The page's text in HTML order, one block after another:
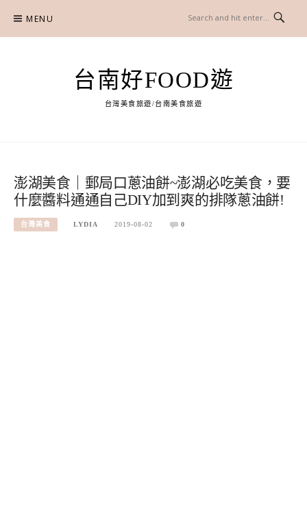
content
MENU
台南好FOOD遊
台灣美食旅遊/台南美食旅遊
澎湖美食｜郵局口蔥油餅~澎湖必吃美食，要
什麼醬料通通自己DIY加到爽的排隊蔥油餅!
台灣美食 LYDIA 2019-08-02 0